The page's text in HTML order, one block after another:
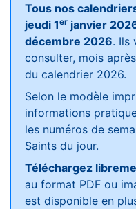
Tous nos
jeudi 1er janvier
décembre 2026. Ils
consulter, mois
du calendrier 2026.
Selon le modèle
informations
les numéros de
Saints du jour.
Téléchargez
au format PDF ou
est disponible en